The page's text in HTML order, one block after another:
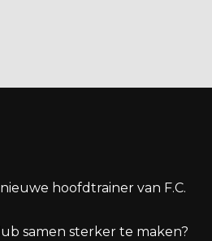
hoofdtrainer van F.C.
samen sterker te maken?